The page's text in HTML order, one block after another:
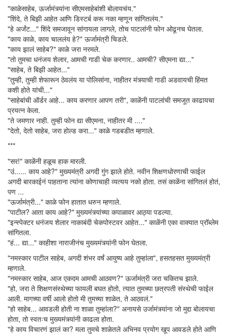
"काळेसाहेब, ऊर्जामंत्र्यांना सीएमसाहेबांशी बोलायचंय."
"शिंदे, ते बिझी आहेत आणि डिस्टर्ब करू नका म्हणून सांगितलंय."
"हे अर्जंट..." शिंदे समजावून सांगायला लागले, तोच पाटलांनी फोन ओढूनच घेतला.
"काय काळे, काय चाललंय हे?" ऊर्जामंत्री चिडले.
"काय झालं साहेब?" काळे जरा नरमले.
"तो तुमचा धनंजय शेलार, आमची गाडी चेक करणार.. आमची? सीएमना द्या..."
"साहेब, ते बिझी आहेत..."
"तुम्ही, तुम्ही शेफारून ठेवलंय या पोलिसांना, नाहीतर मंत्र्याची गाडी अडवायची हिंमत
कशी होते यांची..."
"साहेबांची ऑर्डर आहे... काय करणार आपण तरी", काळेंनी पाटलांची समजूत काढायचा
प्रयत्न केला.
"ते जमणार नाही. तुम्ही फोन द्या सीएमना, नाहीतर मी ...."
"देतो, देतो साहेब, जरा होल्ड करा..." काळे गडबडीत म्हणाले.
***
"सर!" काळेंनी हळूच हाक मारली.
"उं...... काय आहे?" मुख्यमंत्री अगदी गुंग झाले होते. नवीन शिक्षणधोरणाची फाईल
अगदी बारकाईनं पाहताना त्यांना कोणाचाही व्यत्यय नको होता. तसं काळेंना सांगितलं होतं,
पण ...
"ऊर्जामंत्री..." काळे फोन हातात धरुन म्हणाले.
"पाटील? आता काय आहे?" मुख्यमंत्र्यांच्या कपाळावर आठ्या पडल्या.
"इन्स्पेक्टर धनंजय शेलार नाकाबंदी चेकपोस्टवर आहेत..." काळेंनी एका वाक्यात प्रॉब्लेम
सांगितला.
"हं... द्या..." काहीशा नाराजीनंच मुख्यमंत्र्यांनी फोन घेतला.
"नमस्कार पाटील साहेब, अगदी शंभर वर्षं आयुष्य आहे तुम्हांला", हसतहसत मुख्यमंत्री
म्हणाले.
"नमस्कार साहेब, आज एकदम आमची आठवण?" ऊर्जामंत्री जरा चकितच झाले.
"हो, जरा ते शिक्षणसंस्थेच्या फायली बघत होतो, त्यात तुमच्या छत्रपती संस्थेची फाईल
आली. मागच्या वर्षी आलो होतो मी तुमच्या शाळेत, ते आठवलं."
"हो साहेब... आवडली होती ना शाळा तुम्हांला?" अनायसे उर्जामंत्र्यांना जो मुद्दा बोलायचा
होता, तो स्वतःच मुख्यमंत्र्यांनी काढला होता.
"हे काय विचारणं झालं का? मला तुमचे शाळेतले अभिनव प्रयोग खूप आवडले होते आणि